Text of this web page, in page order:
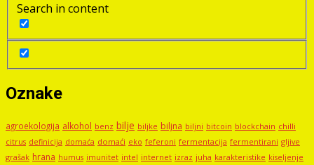
Search in content
Oznake
agroekologija alkohol benz bilje biljke biljna biljni bitcoin blockchain chilli
citrus definicija domaća domaći eko feferoni fermentacija fermentirani gljive
grašak hrana humus imunitet intel internet izraz juha karakteristike kiseljenje